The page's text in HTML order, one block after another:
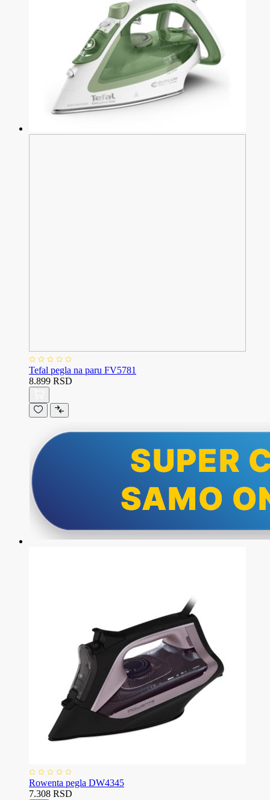
Tefal pegla na paru FV5781
8.899 RSD
Rowenta pegla DW4345
7.308 RSD